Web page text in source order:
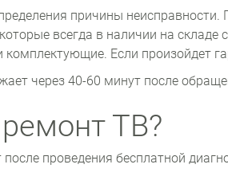
причины неисправности.
всегда в наличии на складе
комплектующие. Если произойдет
через 40-60 минут после
ТВ?
проведения бесплатной